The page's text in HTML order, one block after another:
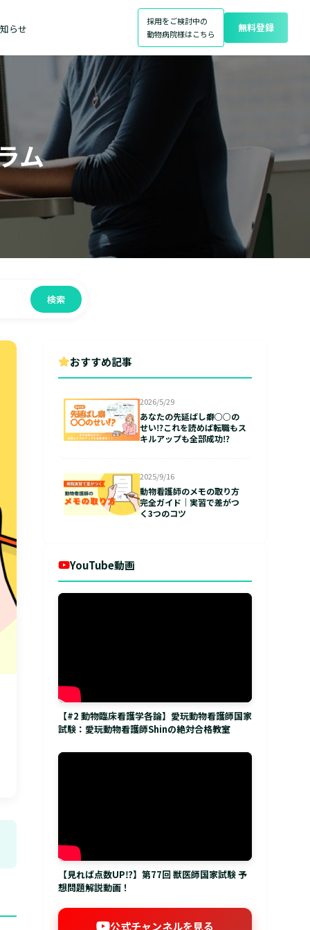
らせ
採用をご検討中の
動物病院様はこちら
無料登録
ム
検索
おすすめ記事
2026/5/29
あなたの先延ばし癖○○の
せい⁉これを読めば転職もス
キルアップも全部成功⁉
2025/9/16
動物看護師のメモの取り方
完全ガイド｜実習で差がつ
く3つのコツ
YouTube動画
【#2 動物臨床看護学各論】愛玩動物看護師国家
試験：愛玩動物看護師Shinの絶対合格教室
【見れば点数UP⁉】第77回 獣医師国家試験 予
想問題解説動画！
公式チャンネルを見る